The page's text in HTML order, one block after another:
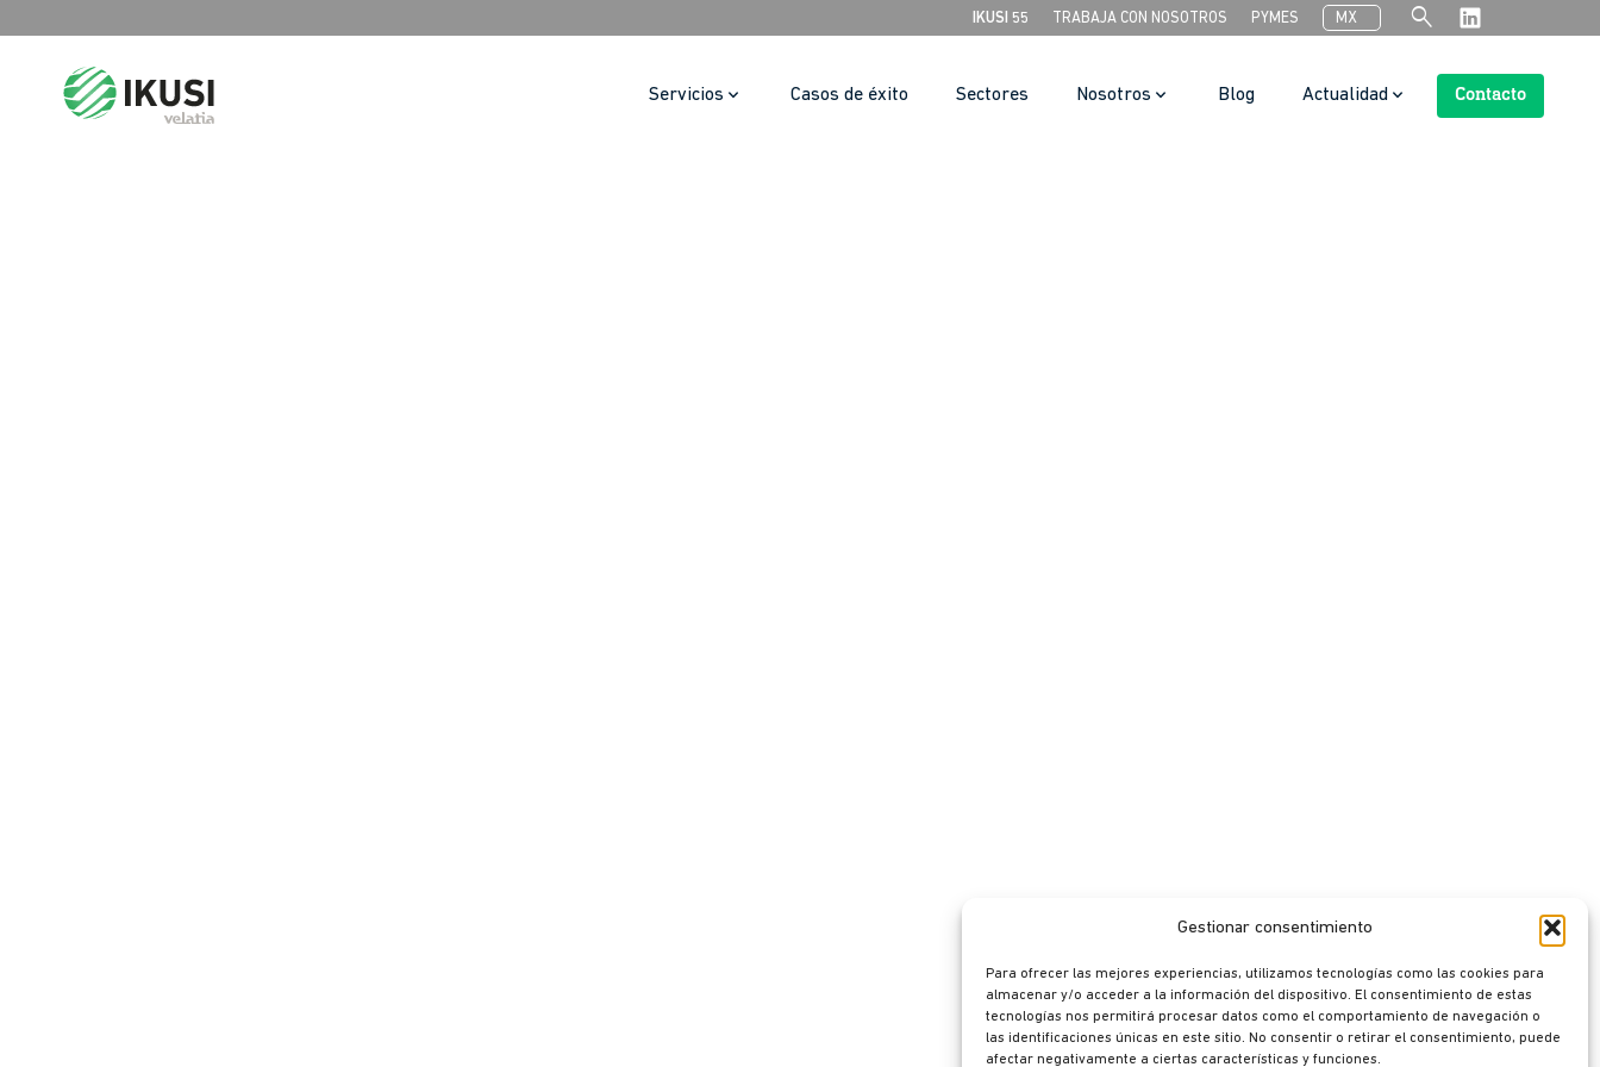
Gestionar consentimiento
Para ofrecer las mejores experiencias, utilizamos tecnologías como las cookies para
almacenar y/o acceder a la información del dispositivo. El consentimiento de estas
tecnologías nos permitirá procesar datos como el comportamiento de navegación o
las identificaciones únicas en este sitio. No consentir o retirar el consentimiento, puede
afectar negativamente a ciertas características y funciones.
IKUSI 55 TRABAJA CON NOSOTROS PYMES MX search
Servicios Casos de éxito Sectores Nosotros Blog Actualidad Contacto